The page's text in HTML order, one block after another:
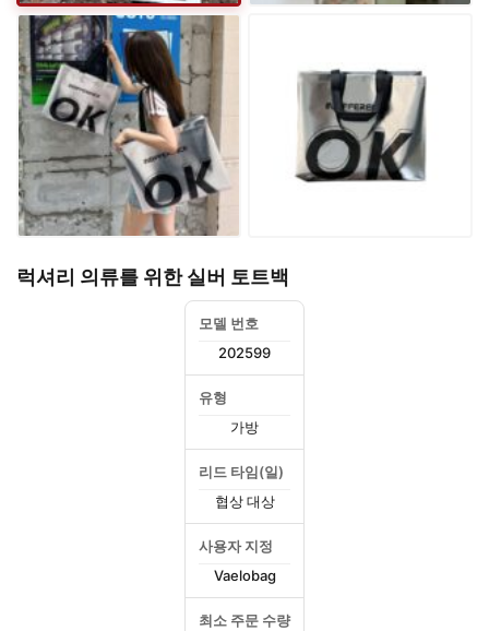
럭셔리 의류를 위한 실버 토트백
모델 번호
202599
유형
가방
리드 타임(일)
협상 대상
사용자 지정
Vaelobag
최소 주문 수량